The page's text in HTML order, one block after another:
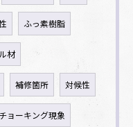
ふっ素樹脂
材
補修箇所 対候性
チョーキング現象